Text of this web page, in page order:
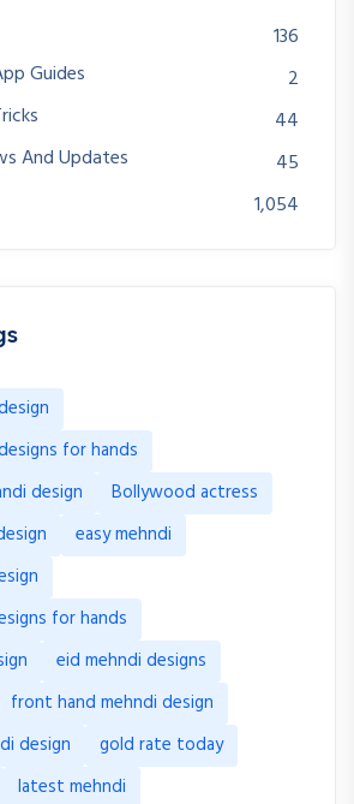
136
Guides
2
44
And Updates
45
1,054
for hands
design
Bollywood actress
easy mehndi
for hands
eid mehndi designs
front hand mehndi design
design
gold rate today
latest mehndi